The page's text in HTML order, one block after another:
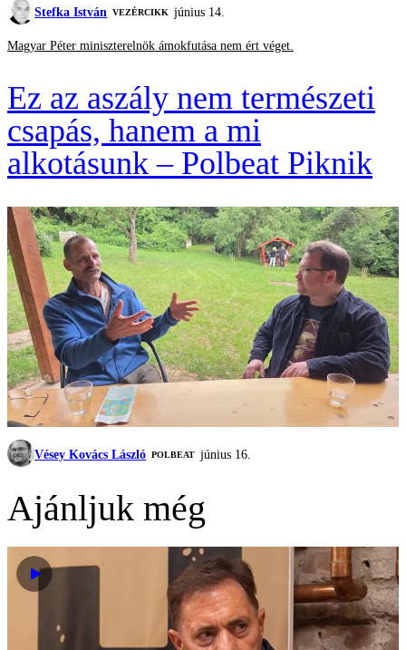
Stefka István VEZÉRCIKK június 14.
Magyar Péter miniszterelnök ámokfutása nem ért véget.
Ez az aszály nem természeti
csapás, hanem a mi
alkotásunk – Polbeat Piknik
Vésey Kovács László ‎POLBEAT június 16.
Ajánljuk még